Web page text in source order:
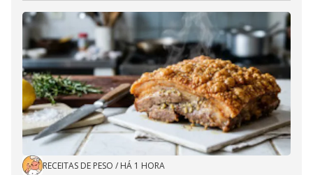
RECEITAS DE PESO / HÁ 1 HORA